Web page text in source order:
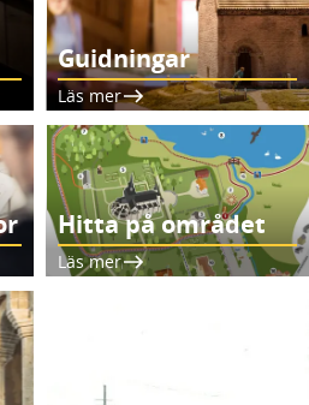
Guidningar
Läs mer
Hitta på området
Läs mer